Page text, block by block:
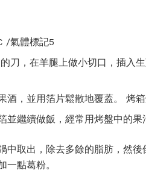
/氣體標記5
刀，在羊腿上做小切口，插入
酒，並用箔片鬆散地覆蓋。 烤箱
並繼續做飯，經常用烤盤中的果
中取出，除去多餘的脂肪，然
一點葛粉。